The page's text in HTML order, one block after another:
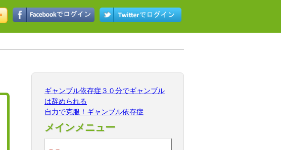
ギャンブル依存症３０分でギャンブル
は辞められる
自力で克服！ギャンブル依存症
メインメニュー